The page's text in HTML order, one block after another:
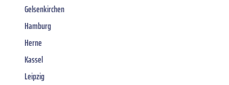
Gelsenkirchen
Hamburg
Herne
Kassel
Leipzig